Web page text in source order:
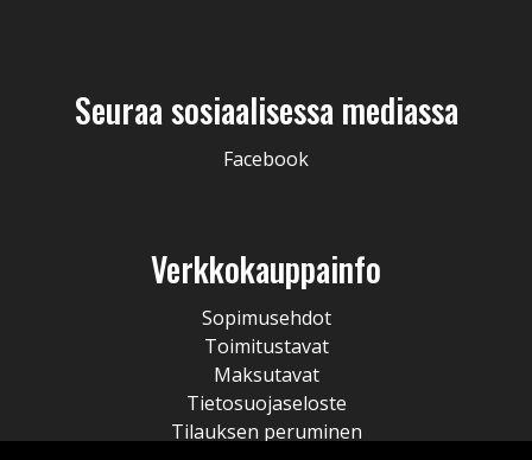
Seuraa sosiaalisessa mediassa
Facebook
Verkkokauppainfo
Sopimusehdot
Toimitustavat
Maksutavat
Tietosuojaseloste
Tilauksen peruminen